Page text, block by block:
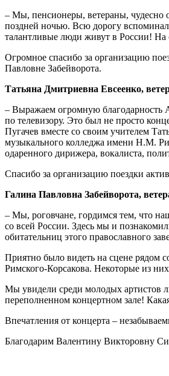
– Мы, пенсионеры, ветераны, чудесно
поздней ночью. Всю дорогу
талантливые люди живут в России!
Огромное спасибо за организацию
Павловне Забейворота.
Татьяна Дмитриевна Евсеенко,
– Выражаем огромную благодарность
по телевизору. Это был не просто
Пугачев вместе со своим учителем
музыкального колледжа имени Н.М.
одаренного дирижера, вокалиста,
Спасибо за организацию поездки
Галина Павловна Забейворота,
– Мы, роговчане, гордимся тем, что
со всей России. Здесь мы и
обитательниц этого православного
Приятно было видеть на сцене рядом
Римского-Корсакова. Некоторые из
Мы увидели среди молодых артистов
переполненном концертном зале!
Впечатления от концерта –
Благодарим Валентину Викторовну